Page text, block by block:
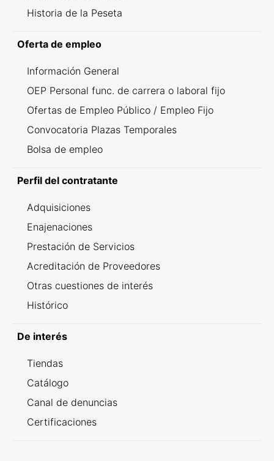
Historia de la Peseta
Oferta de empleo
Información General
OEP Personal func. de carrera o laboral fijo
Ofertas de Empleo Público / Empleo Fijo
Convocatoria Plazas Temporales
Bolsa de empleo
Perfil del contratante
Adquisiciones
Enajenaciones
Prestación de Servicios
Acreditación de Proveedores
Otras cuestiones de interés
Histórico
De interés
Tiendas
Catálogo
Canal de denuncias
Certificaciones